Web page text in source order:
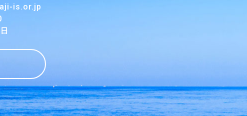
is.or.jp